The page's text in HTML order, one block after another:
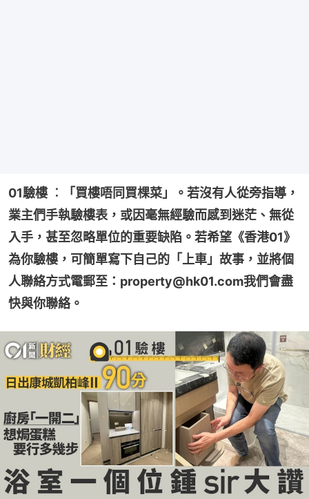
01驗樓 ︰「買樓唔同買棵菜」。若沒有人從旁指導，
業主們手執驗樓表，或因毫無經驗而感到迷茫、無從
入手，甚至忽略單位的重要缺陷。若希望《香港01》
為你驗樓，可簡單寫下自己的「上車」故事，並將個
人聯絡方式電郵至：property@hk01.com我們會盡
快與你聯絡。